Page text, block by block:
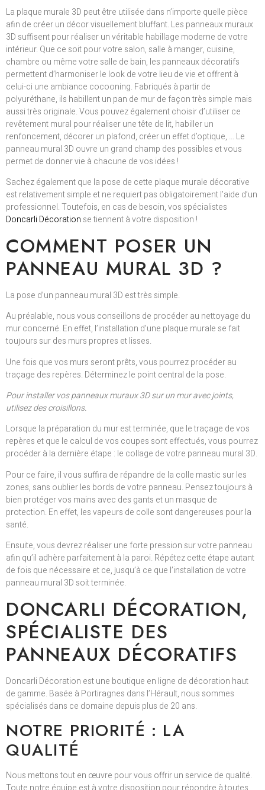
La plaque murale 3D peut être utilisée dans n’importe quelle pièce
afin de créer un décor visuellement bluffant. Les panneaux muraux
3D suffisent pour réaliser un véritable habillage moderne de votre
intérieur. Que ce soit pour votre salon, salle à manger, cuisine,
chambre ou même votre salle de bain, les panneaux décoratifs
permettent d’harmoniser le look de votre lieu de vie et offrent à
celui-ci une ambiance cocooning. Fabriqués à partir de
polyuréthane, ils habillent un pan de mur de façon très simple mais
aussi très originale. Vous pouvez également choisir d’utiliser ce
revêtement mural pour réaliser une tête de lit, habiller un
renfoncement, décorer un plafond, créer un effet d’optique, … Le
panneau mural 3D ouvre un grand champ des possibles et vous
permet de donner vie à chacune de vos idées !
Sachez également que la pose de cette plaque murale décorative
est relativement simple et ne requiert pas obligatoirement l’aide d’un
professionnel. Toutefois, en cas de besoin, vos spécialistes
Doncarli Décoration se tiennent à votre disposition !
COMMENT POSER UN
PANNEAU MURAL 3D ?
La pose d’un panneau mural 3D est très simple.
Au préalable, nous vous conseillons de procéder au nettoyage du
mur concerné. En effet, l’installation d’une plaque murale se fait
toujours sur des murs propres et lisses.
Une fois que vos murs seront prêts, vous pourrez procéder au
traçage des repères. Déterminez le point central de la pose.
Pour installer vos panneaux muraux 3D sur un mur avec joints,
utilisez des croisillons.
Lorsque la préparation du mur est terminée, que le traçage de vos
repères et que le calcul de vos coupes sont effectués, vous pourrez
procéder à la dernière étape : le collage de votre panneau mural 3D.
Pour ce faire, il vous suffira de répandre de la colle mastic sur les
zones, sans oublier les bords de votre panneau. Pensez toujours à
bien protéger vos mains avec des gants et un masque de
protection. En effet, les vapeurs de colle sont dangereuses pour la
santé.
Ensuite, vous devrez réaliser une forte pression sur votre panneau
afin qu’il adhère parfaitement à la paroi. Répétez cette étape autant
de fois que nécessaire et ce, jusqu’à ce que l’installation de votre
panneau mural 3D soit terminée.
DONCARLI DÉCORATION,
SPÉCIALISTE DES
PANNEAUX DÉCORATIFS
Doncarli Décoration est une boutique en ligne de décoration haut
de gamme. Basée à Portiragnes dans l’Hérault, nous sommes
spécialisés dans ce domaine depuis plus de 20 ans.
NOTRE PRIORITÉ : LA
QUALITÉ
Nous mettons tout en œuvre pour vous offrir un service de qualité.